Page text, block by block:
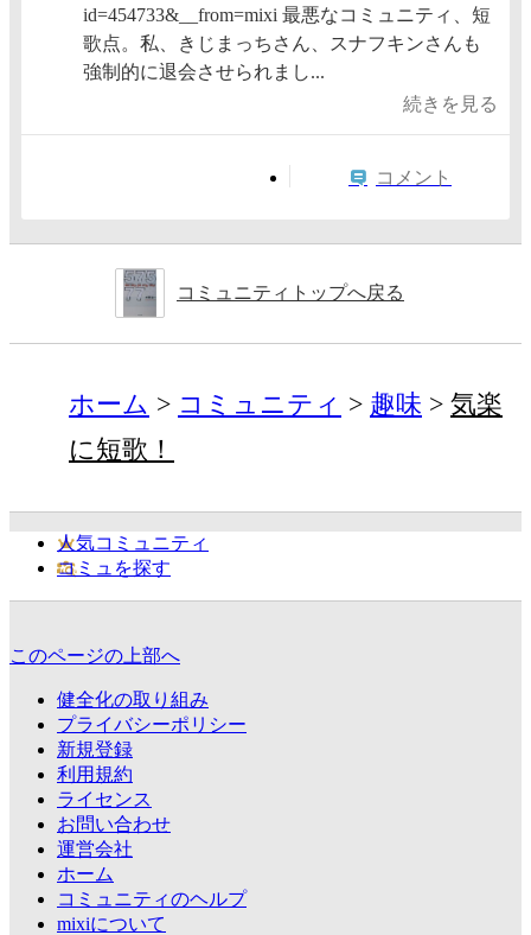
id=454733&__from=mixi 最悪なコミュニティ、短
歌点。私、きじまっちさん、スナフキンさんも
強制的に退会させられまし...
続きを見る
コメント
コミュニティトップへ戻る
ホーム コミュニティ 趣味
気楽
に短歌！
人気コミュニティ
コミュを探す
このページの上部へ
健全化の取り組み
プライバシーポリシー
新規登録
利用規約
ライセンス
お問い合わせ
運営会社
ホーム
コミュニティのヘルプ
mixiについて